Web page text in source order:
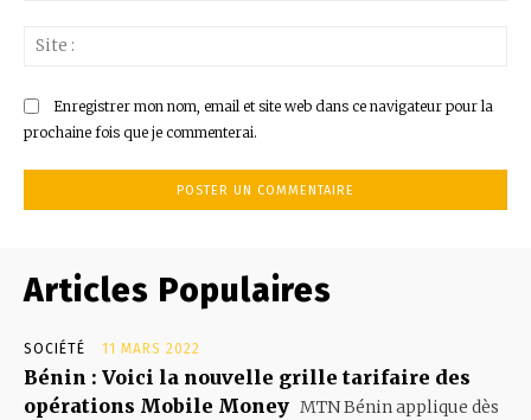
Enregistrer mon nom, email et site web dans ce navigateur pour la
prochaine fois que je commenterai.
Articles Populaires
SOCIÉTÉ 11 MARS 2022
Bénin : Voici la nouvelle grille tarifaire des
opérations Mobile Money MTN Bénin applique dès